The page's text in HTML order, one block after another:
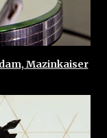
Mazinkaiser